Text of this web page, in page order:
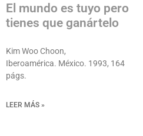
El mundo es tuyo pero
tienes que ganártelo
Kim Woo Choon,
Iberoamérica. México. 1993, 164
págs.
LEER MÁS »